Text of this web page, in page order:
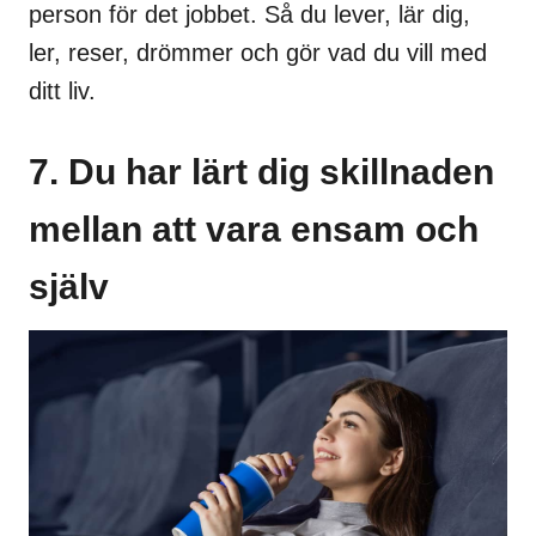
person för det jobbet. Så du lever, lär dig,
ler, reser, drömmer och gör vad du vill med
ditt liv.
7. Du har lärt dig skillnaden
mellan att vara ensam och
själv